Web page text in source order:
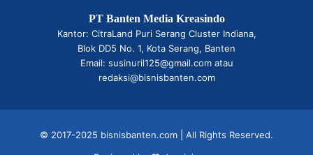
PT Banten Media Kreasindo
Kantor: CitraLand Puri Serang Cluster Indiana,
Blok DD5 No. 1, Kota Serang, Banten
Email: susinuril125@gmail.com atau
redaksi@bisnisbanten.com
© 2017-2025 bisnisbanten.com | All Rights Reserved.